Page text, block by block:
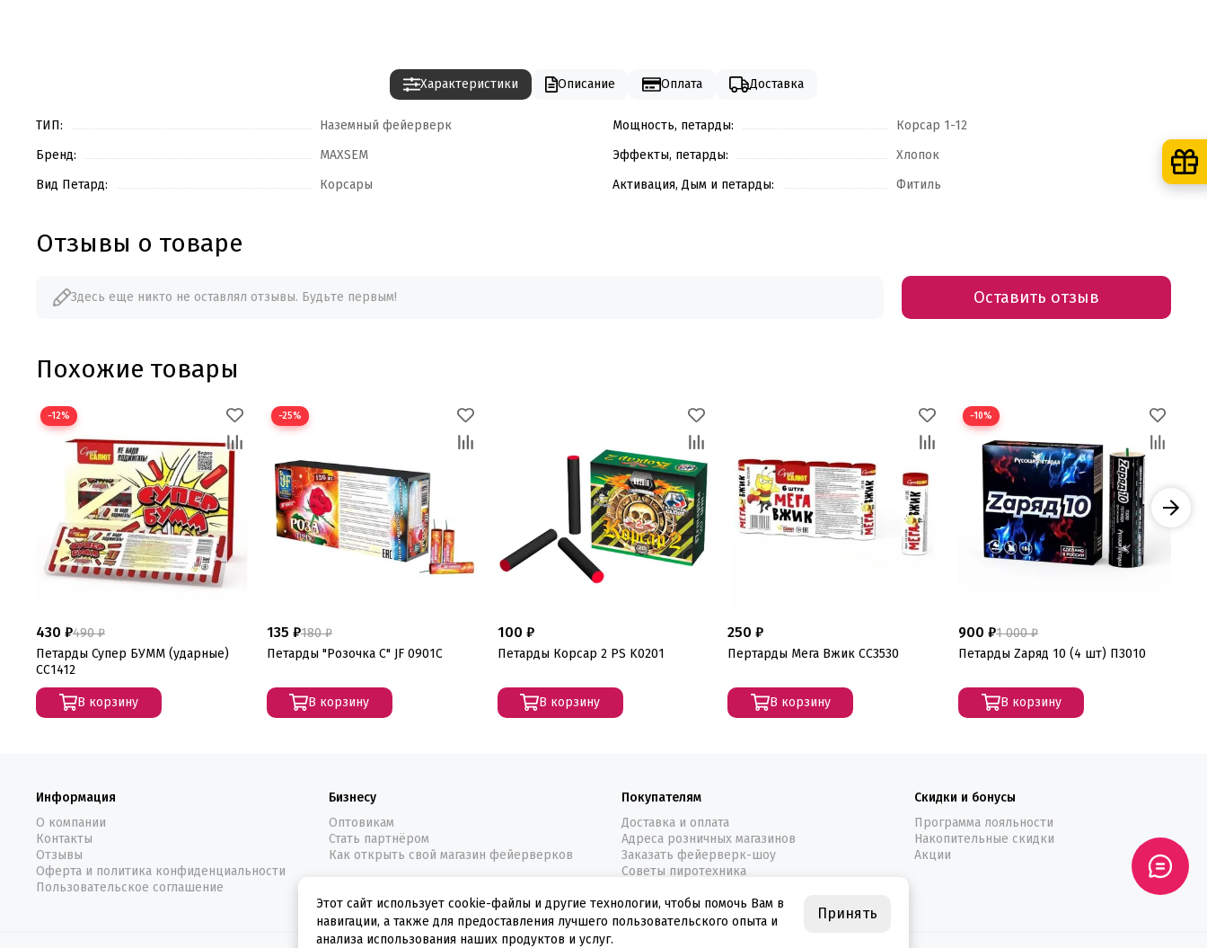
Характеристики Описание Оплата Доставка
ТИП:
Наземный фейерверк
Бренд:
MAXSEM
Вид Петард:
Корсары
Мощность, петарды:
Корсар 1-12
Эффекты, петарды:
Хлопок
Активация, Дым и петарды:
Фитиль
Отзывы о товаре
Здесь еще никто не оставлял отзывы. Будьте первым! Оставить отзыв
Похожие товары
−12%
430 ₽490 ₽
Петарды Супер БУММ (ударные)
СС1412
В корзину
−25%
135 ₽180 ₽
Петарды "Розочка С" JF 0901C
В корзину
100 ₽
Петарды Корсар 2 PS K0201
В корзину
250 ₽
Пертарды Мега Вжик СС3530
В корзину
−10%
900 ₽1 000 ₽
Петарды Zаряд 10 (4 шт) П3010
В корзину
Информация
О компании
Контакты
Отзывы
Оферта и политика конфиденциальности
Пользовательское соглашение
Бизнесу
Оптовикам
Стать партнёром
Как открыть свой магазин фейерверков
Покупателям
Доставка и оплата
Адреса розничных магазинов
Заказать фейерверк-шоу
Советы пиротехника
Скидки и бонусы
Программа лояльности
Накопительные скидки
Акции
Этот сайт использует cookie-файлы и другие технологии, чтобы помочь Вам в
навигации, а также для предоставления лучшего пользовательского опыта и
анализа использования наших продуктов и услуг.
Принять